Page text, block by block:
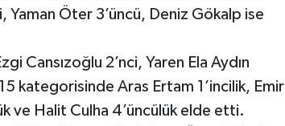
Yaman Öter 3’üncü, Deniz Gökalp ise
Cansızoğlu 2’nci, Yaren Ela Aydın
kategorisinde Aras Ertam 1’incilik, Emir
ve Halit Culha 4’üncülük elde etti.